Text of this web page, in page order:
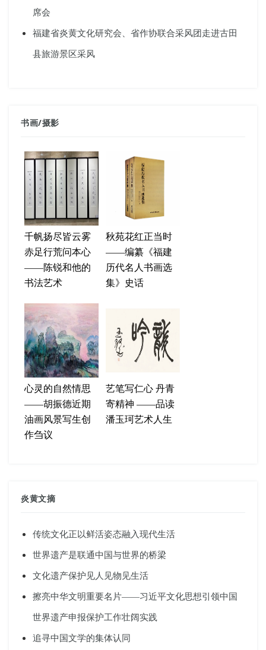
席会
福建省炎黄文化研究会、省作协联合采风团走进古田
县旅游景区采风
书画/摄影
千帆扬尽皆云雾
赤足行荒问本心
——陈锐和他的
书法艺术
秋苑花红正当时
——编纂《福建
历代名人书画选
集》史话
心灵的自然情思
——胡振德近期
油画风景写生创
作刍议
艺笔写仁心 丹青
寄精神 ——品读
潘玉珂艺术人生
炎黄文摘
传统文化正以鲜活姿态融入现代生活
世界遗产是联通中国与世界的桥梁
文化遗产保护见人见物见生活
擦亮中华文明重要名片——习近平文化思想引领中国
世界遗产申报保护工作壮阔实践
追寻中国文学的集体认同